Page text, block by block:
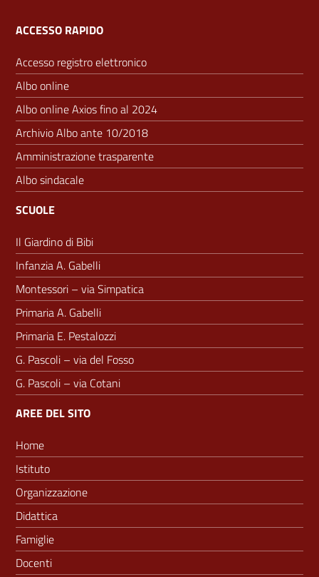
ACCESSO RAPIDO
Accesso registro elettronico
Albo online
Albo online Axios fino al 2024
Archivio Albo ante 10/2018
Amministrazione trasparente
Albo sindacale
SCUOLE
Il Giardino di Bibi
Infanzia A. Gabelli
Montessori – via Simpatica
Primaria A. Gabelli
Primaria E. Pestalozzi
G. Pascoli – via del Fosso
G. Pascoli – via Cotani
AREE DEL SITO
Home
Istituto
Organizzazione
Didattica
Famiglie
Docenti